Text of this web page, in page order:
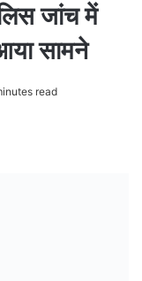
जांच में
सामने
read